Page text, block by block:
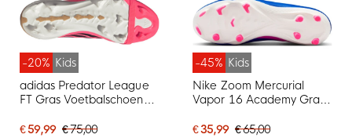
-20% Kids
adidas Predator League
FT Gras Voetbalschoenen
Zilvergrijs Zwart Goud
€ 59,99 € 75,00
-45% Kids
Nike Zoom Mercurial
Vapor 16 Academy Gras
Voetbalschoenen (MG)
€ 35,99 € 65,00